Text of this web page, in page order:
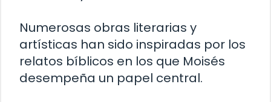
Numerosas obras literarias y
artísticas han sido inspiradas por los
relatos bíblicos en los que Moisés
desempeña un papel central.